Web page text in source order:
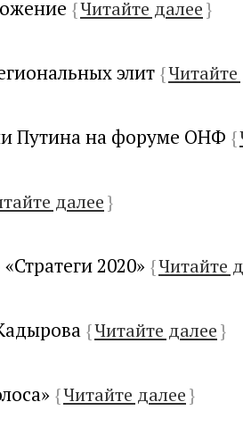
{Читайте далее}
элит {Читайте
Путина на форуме ОНФ {
далее}
2020» {Читайте
{Читайте далее}
{Читайте далее}